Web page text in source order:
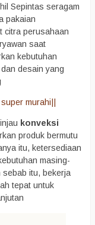
Sepintas seragam
pakaian
citra perusahaan
saat
kebutuhan
desain yang
murahi||
konveksi
produk bermutu
itu, ketersediaan
masing-
sebab itu, bekerja
tepat untuk